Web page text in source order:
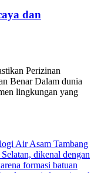
dan
Perizinan
Benar Dalam dunia
lingkungan yang